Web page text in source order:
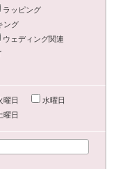
ラッピング
ング
ウェディング関連
曜日
水曜日
曜日